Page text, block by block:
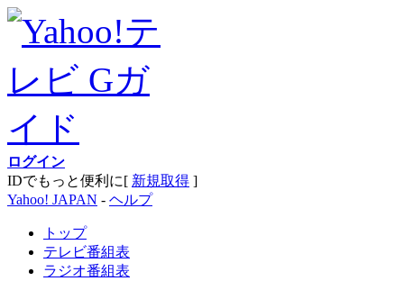
ログイン
IDでもっと便利に[ 新規取得 ]
Yahoo! JAPAN - ヘルプ
トップ
テレビ番組表
ラジオ番組表